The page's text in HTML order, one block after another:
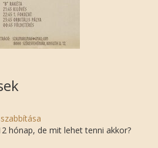
hónap, de mit lehet tenni akkor?